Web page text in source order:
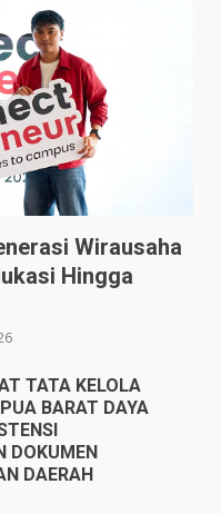
Wirausaha
Hingga
TATA KELOLA
BARAT DAYA
DOKUMEN
DAERAH